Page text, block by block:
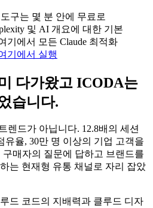
구는 몇 분 안에 무료로
및 AI 개요에 대한 기본
기에서 모든 Claude 최적화
기에서 실행
다가왔고 ICODA는
습니다.
렌드가 아닙니다. 12.8배의 세션
유율, 30만 명 이상의 기업 고객을
구매자의 질문에 답하고 브랜드를
는 현재형 유통 채널로 자리 잡았
드 코드의 지배력과 클루드 디자